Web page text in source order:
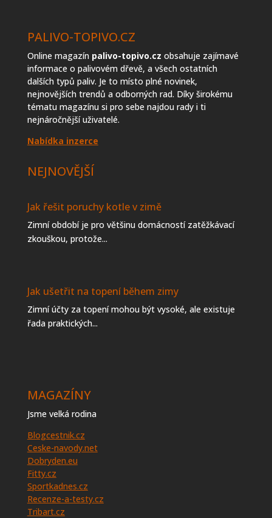
PALIVO-TOPIVO.CZ
Online magazín palivo-topivo.cz obsahuje zajímavé
informace o palivovém dřevě, a všech ostatních
dalších typů paliv. Je to místo plné novinek,
nejnovějších trendů a odborných rad. Díky širokému
tématu magazínu si pro sebe najdou rady i ti
nejnáročnější uživatelé.
Nabídka inzerce
NEJNOVĚJŠÍ
Jak řešit poruchy kotle v zimě
Zimní období je pro většinu domácností zatěžkávací
zkouškou, protože...
Jak ušetřit na topení během zimy
Zimní účty za topení mohou být vysoké, ale existuje
řada praktických...
MAGAZÍNY
Jsme velká rodina
Blogcestnik.cz
Ceske-navody.net
Dobryden.eu
Fitty.cz
Sportkadnes.cz
Recenze-a-testy.cz
Tribart.cz